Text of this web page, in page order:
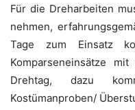
Für die Dreharbeiten
nehmen,
Tage zum Einsatz
Komparseneinsätze
Drehtag, dazu
Kostümanproben/